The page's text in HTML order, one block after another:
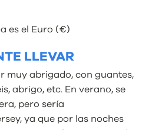
es el Euro (€)
LLEVAR
muy abrigado, con guantes,
abrigo, etc. En verano, se
pero sería
ya que por las noches